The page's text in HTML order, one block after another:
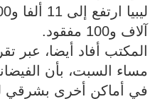
آلاف و100 مفقود.
المكتب أفاد أيضا، عبر
في أماكن أخرى بشرقي